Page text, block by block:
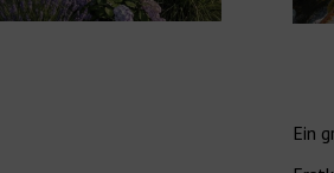
Ein